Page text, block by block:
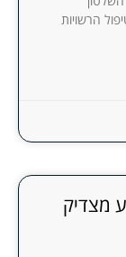
הרשויות
מצדיק